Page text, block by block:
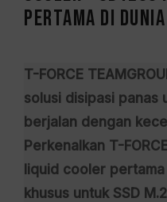
Pertama di Dunia
T-FORCE
solusi disipasi panas
berjalan dengan
Perkenalkan T-
liquid cooler
khusus untuk SSD